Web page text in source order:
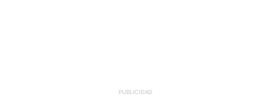
PUBLICIDAD